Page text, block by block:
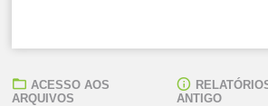
ACESSO AOS
ARQUIVOS
ANTIGO